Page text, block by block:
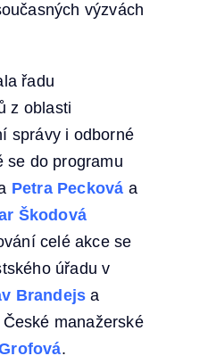
výzvách
řadu
z oblasti
správy i odborné
se do programu
Petra Pecková a
Škodová
celé akce se
úřadu v
Brandejs a
manažerské
.